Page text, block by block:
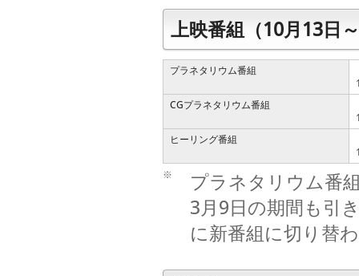
上映番組（10月13日
プラネタリウム番組
CGプラネタリウム番組
ヒーリング番組
※
プラネタリウム番
3月9日の期間も引
に新番組に切り替